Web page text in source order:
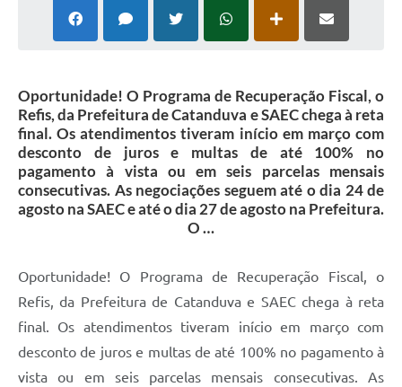
Projetos
Links
Telefones Úteis
A Prefeitura
Jornal
Agenda
Diário Oficial
Oportunidade! O Programa de Recuperação Fiscal, o
Refis, da Prefeitura de Catanduva e SAEC chega à reta
final. Os atendimentos tiveram início em março com
desconto de juros e multas de até 100% no
pagamento à vista ou em seis parcelas mensais
consecutivas. As negociações seguem até o dia 24 de
agosto na SAEC e até o dia 27 de agosto na Prefeitura.
O …
Oportunidade! O Programa de Recuperação Fiscal, o
Refis, da Prefeitura de Catanduva e SAEC chega à reta
final. Os atendimentos tiveram início em março com
desconto de juros e multas de até 100% no pagamento à
vista ou em seis parcelas mensais consecutivas. As